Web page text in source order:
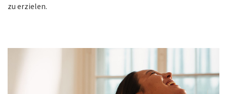
zu erzielen.